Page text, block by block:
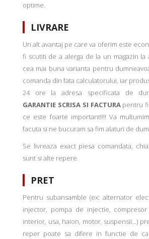
optime.
LIVRARE
Un alt avantaj pe care va oferim este
fi scutiti de a alerga de la un magazin la
cea mai buna varianta pentru
comanda din fata calculatorului, iar
24 ore la adresa specificata de
GARANTIE SCRISA SI FACTURApentru
ce este foarte important!!!! Va
facuta si ne bucuram sa fim alaturi de
Se livreaza exact piesa comandata,
sunt si alte repere.
PRET
Pentru subansamble (ex: alternator
injector, pompa de injectie,
interior, usa, haion, motor, suspensii...)
reper poate sa difere in functie de